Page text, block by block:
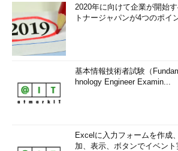
2020年に向けて企業が開始
トナージャパンが4つのポイ
基本情報技術者試験（
hnology Engineer Examin...
Excelに入力フォームを作成
加、表示、ボタンでイベン